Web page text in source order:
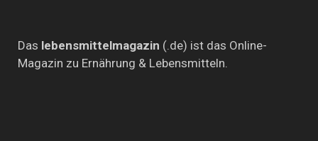
Das lebensmittelmagazin (.de) ist das Online-
Magazin zu Ernährung & Lebensmitteln.